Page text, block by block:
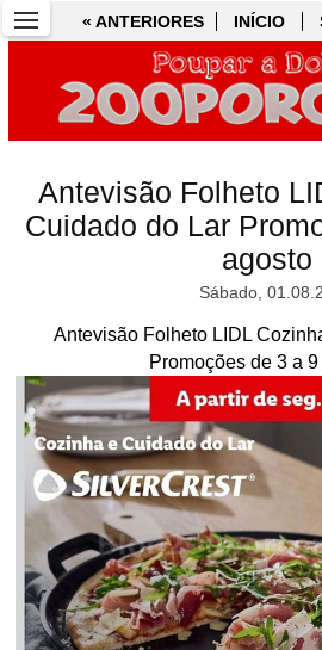
« ANTERIORES INÍCIO
Antevisão Folheto
Cuidado do Lar
agosto
Sábado,
Antevisão Folheto LIDL
Promoções de 3 a
« ANTERIORES INÍCIO